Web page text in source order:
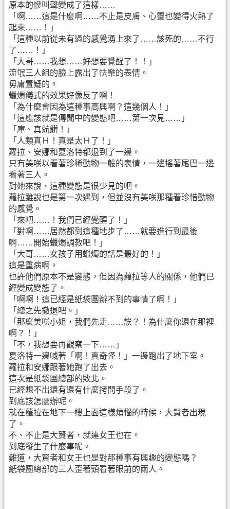
原本的慘叫聲變成了這樣……
「啊……這是什麼啊……不止是皮膚、心靈也變得火熱了
起來……！」
「這種以前從未有過的感覺湧上來了……該死的……不行
了……！」
「大哥……我想……好想要覺醒了！！」
流氓三人組的臉上露出了快樂的表情。
毋庸置疑的。
蠟燭儀式的效果好像反了啊！
「為什麼會因為這種事高興啊？這幾個人！」
「這應該就是傳聞中的變態吧……第一次見……」
「庫、真骯髒！」
「人類真Ｈ！真是太Ｈ了！」
蘿拉、安娜和夏洛特都退到了一邊。
只有美咲以看著珍稀動物一般的表情，一邊搖著尾巴一邊
看著三人。
對她來說，這種變態是很少見的吧。
蘿拉雖說也是第一次遇到，但並沒有美咲那種看珍惜動物
的感覺。
「來吧……！我們已經覺醒了！」
「對啊……居然都到這種地步了……就要進行到最後
啊……開始蠟燭調教吧！」
「大哥……女孩子用蠟燭的話是最好的！」
這是重病啊。
也許他們原本不是變態，但因為蘿拉等人的關係，他們已
經變成變態了。
「啊啊！這已經是紙袋團辦不到的事情了啊！」
「總之先撤退吧。」
「那麼美咲小姐，我們先走……誒？！為什麼你還在那裡
啊？！」
「不，我想要再觀察一下……」
夏洛特一邊喊著「啊！真奇怪！」一邊跑出了地下室。
蘿拉和安娜跟著她跑了出去。
這次是紙袋團總部的敗北。
已經想不出還有還有什麼拷問手段了。
到底該怎麼辦呢。
就在蘿拉在地下一樓上面這樣煩惱的時候，大賢者出現
了。
不、不止是大賢者，就連女王也在。
到底發生了什麼事呢。
難道，大賢者和女王也是對那種事有興趣的變態嗎？
紙袋團總部的三人歪著頭看著眼前的兩人。